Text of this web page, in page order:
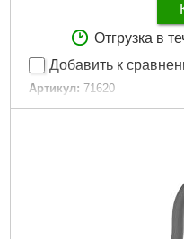
Отгрузка в
Добавить к
Артикул: 71620
Код товара: 29.48.99